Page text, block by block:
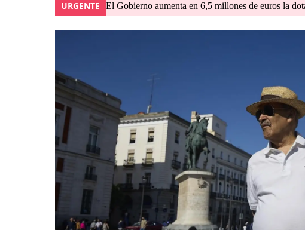
URGENTE El Gobierno aumenta en 6,5 millones de euros la